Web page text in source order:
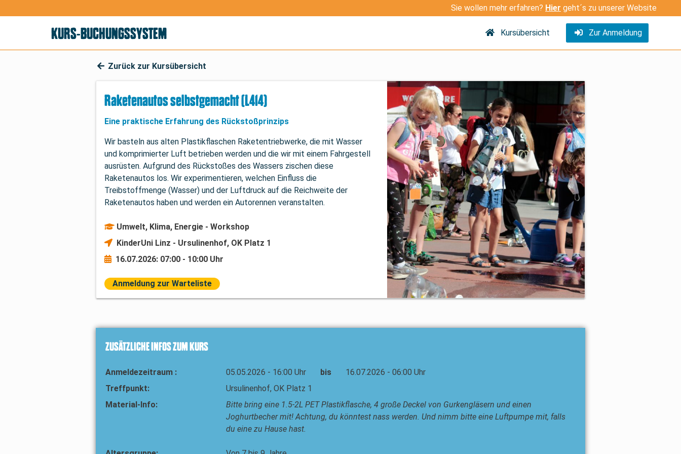
Sie wollen mehr erfahren? Hier geht´s zu unserer Website
KURS-BUCHUNGSSYSTEM Kursübersicht Zur Anmeldung
Zurück zur Kursübersicht
Raketenautos selbstgemacht (L414)
Eine praktische Erfahrung des Rückstoßprinzips
Wir basteln aus alten Plastikflaschen Raketentriebwerke, die mit Wasser
und komprimierter Luft betrieben werden und die wir mit einem Fahrgestell
ausrüsten. Aufgrund des Rückstoßes des Wassers zischen diese
Raketenautos los. Wir experimentieren, welchen Einfluss die
Treibstoffmenge (Wasser) und der Luftdruck auf die Reichweite der
Raketenautos haben und werden ein Autorennen veranstalten.
Umwelt, Klima, Energie - Workshop
KinderUni Linz - Ursulinenhof, OK Platz 1
16.07.2026: 07:00 - 10:00 Uhr
Anmeldung zur Warteliste
ZUSÄTZLICHE INFOS ZUM KURS
Anmeldezeitraum : 05.05.2026 - 16:00 Uhr bis
16.07.2026 - 06:00 Uhr
Treffpunkt:
Ursulinenhof, OK Platz 1
Material-Info:
Bitte bring eine 1.5-2L PET Plastikflasche, 4 große Deckel von Gurkengläsern und einen
Joghurtbecher mit! Achtung, du könntest nass werden. Und nimm bitte eine Luftpumpe mit, falls
du eine zu Hause hast.